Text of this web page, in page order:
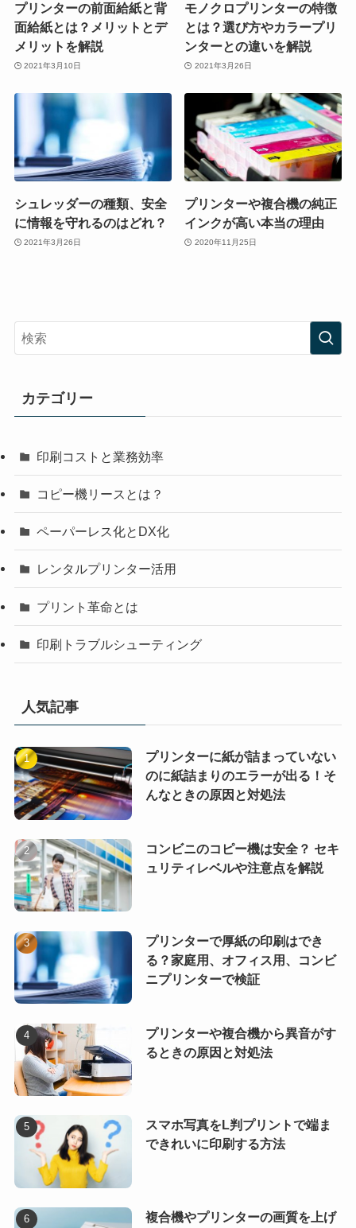
プリンターの前面給紙と背
面給紙とは？メリットとデ
メリットを解説
2021年3月10日
モノクロプリンターの特徴
とは？選び方やカラープリ
ンターとの違いを解説
2021年3月26日
シュレッダーの種類、安全
に情報を守れるのはどれ？
2021年3月26日
プリンターや複合機の純正
インクが高い本当の理由
2020年11月25日
カテゴリー
印刷コストと業務効率
コピー機リースとは？
ペーパーレス化とDX化
レンタルプリンター活用
プリント革命とは
印刷トラブルシューティング
人気記事
プリンターに紙が詰まっていない
のに紙詰まりのエラーが出る！そ
んなときの原因と対処法
コンビニのコピー機は安全？ セキ
ュリティレベルや注意点を解説
プリンターで厚紙の印刷はでき
る？家庭用、オフィス用、コンビ
ニプリンターで検証
プリンターや複合機から異音がす
るときの原因と対処法
スマホ写真をL判プリントで端ま
できれいに印刷する方法
複合機やプリンターの画質を上げ